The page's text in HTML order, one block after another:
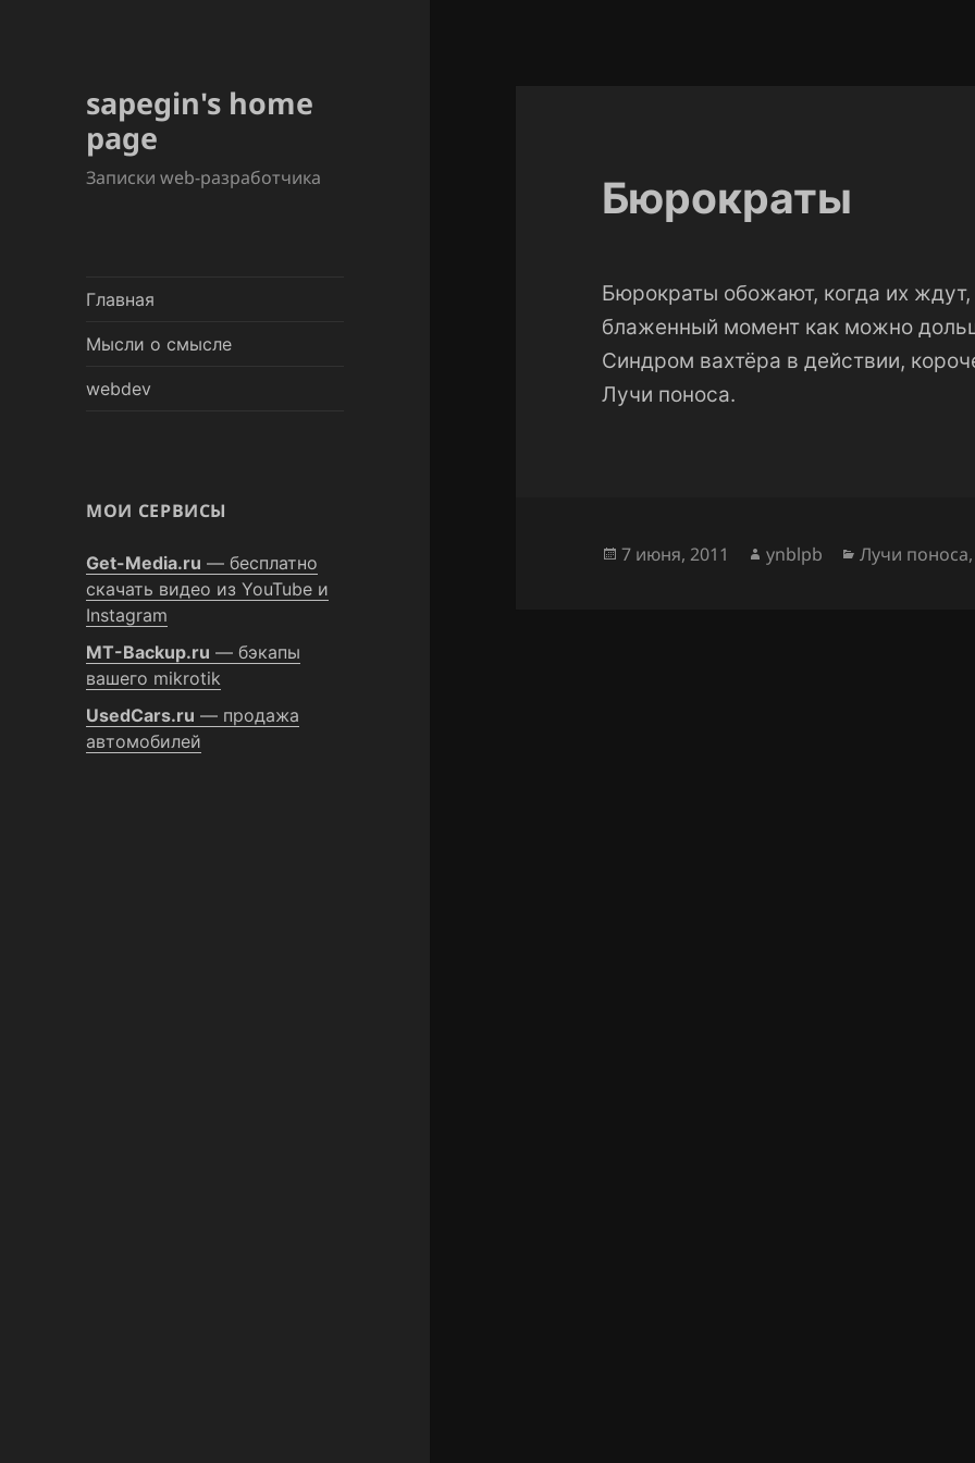
sapegin's home
page
Записки web-разработчика
Главная
Мысли о смысле
webdev
МОИ СЕРВИСЫ
Get-Media.ru — бесплатно
скачать видео из YouTube и
Instagram
MT-Backup.ru — бэкапы
вашего mikrotik
UsedCars.ru — продажа
автомобилей
Бюрократы
Бюрократы обожают, когда их ждут,
блаженный момент как можно
Синдром вахтёра в действии,
Лучи поноса.
Опубликовано
7 июня, 2011 Автор
ynblpb Рубрики
Лучи поноса,